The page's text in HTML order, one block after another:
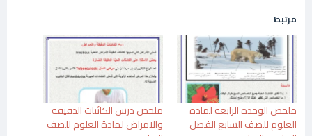
مرتبط
ملخص الوحدة الرابعة لمادة
العلوم للصف السابع الفصل
ملخص درس الكائنات الدقيقة
والامراض لمادة العلوم للصف